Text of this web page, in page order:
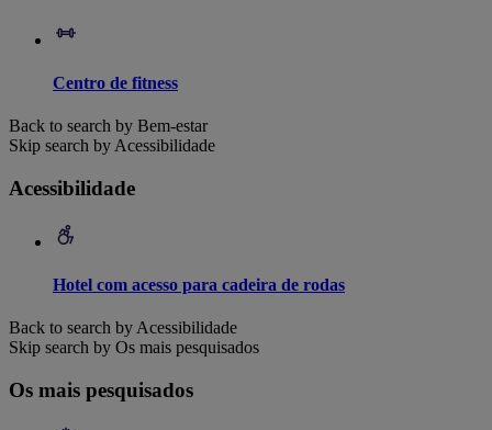
Centro de fitness
Back to search by Bem-estar
Skip search by Acessibilidade
Acessibilidade
Hotel com acesso para cadeira de rodas
Back to search by Acessibilidade
Skip search by Os mais pesquisados
Os mais pesquisados